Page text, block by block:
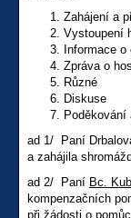
Zahájení a
Vystoupení
Informace
Zpráva o
Různé
Diskuse
Poděkování
ad 1/ Paní
a zahájila
ad 2/ Paní Bc.
kompenzačních
při žádosti o